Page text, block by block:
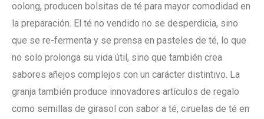
oolong, producen bolsitas de té para mayor comodidad en
la preparación. El té no vendido no se desperdicia, sino
que se re-fermenta y se prensa en pasteles de té, lo que
no solo prolonga su vida útil, sino que también crea
sabores añejos complejos con un carácter distintivo. La
granja también produce innovadores artículos de regalo
como semillas de girasol con sabor a té, ciruelas de té en